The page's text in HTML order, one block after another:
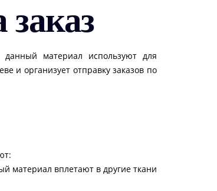
данный материал используют для
и организует отправку заказов по
материал вплетают в другие ткани